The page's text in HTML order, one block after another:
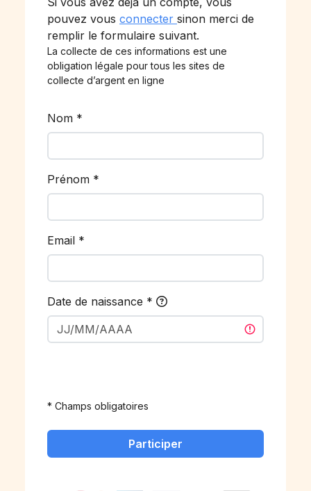
pouvez vous connecter sinon merci de
remplir le formulaire suivant.
La collecte de ces informations est une
obligation légale pour tous les sites de
collecte d’argent en ligne
Nom *
Prénom *
Email *
Date de naissance *
* Champs obligatoires
Participer